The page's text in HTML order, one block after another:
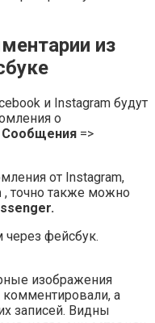
из
и Instagram будут
о
Сообщения =>
от Instagram,
, точно также можно
изображения
а
записей. Видны